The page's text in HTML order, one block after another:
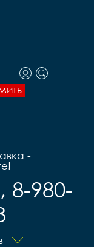
-
8-980-